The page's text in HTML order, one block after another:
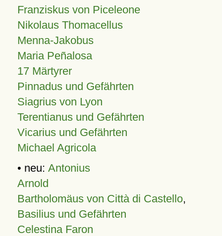
Franziskus von Piceleone
Nikolaus Thomacellus
Menna-Jakobus
Maria Peñalosa
17 Märtyrer
Pinnadus und Gefährten
Siagrius von Lyon
Terentianus und Gefährten
Vicarius und Gefährten
Michael Agricola
• neu: Antonius
Arnold
Bartholomäus von Città di Castello,
Basilius und Gefährten
Celestina Faron